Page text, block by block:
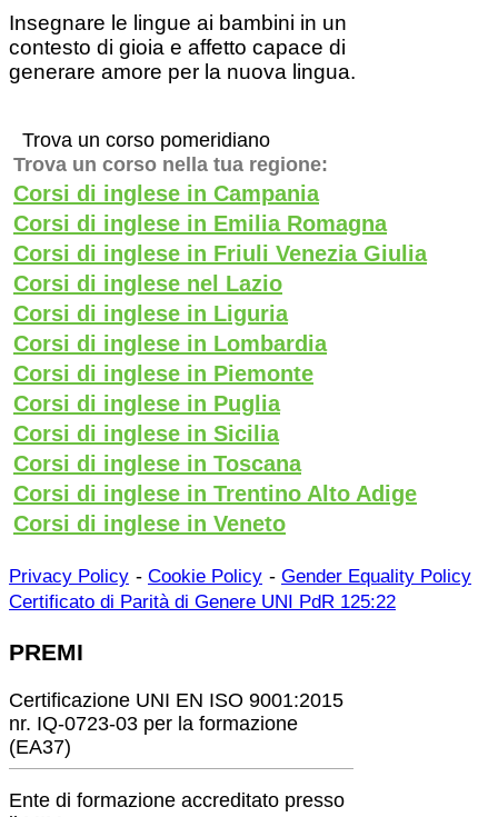
Insegnare le lingue ai bambini in un
contesto di gioia e affetto capace di
generare amore per la nuova lingua.
Trova un corso pomeridiano
Trova un corso nella tua regione:
Corsi di inglese in Campania
Corsi di inglese in Emilia Romagna
Corsi di inglese in Friuli Venezia Giulia
Corsi di inglese nel Lazio
Corsi di inglese in Liguria
Corsi di inglese in Lombardia
Corsi di inglese in Piemonte
Corsi di inglese in Puglia
Corsi di inglese in Sicilia
Corsi di inglese in Toscana
Corsi di inglese in Trentino Alto Adige
Corsi di inglese in Veneto
Privacy Policy - Cookie Policy - Gender Equality Policy
Certificato di Parità di Genere UNI PdR 125:22
PREMI
Certificazione UNI EN ISO 9001:2015
nr. IQ-0723-03 per la formazione
(EA37)
Ente di formazione accreditato presso